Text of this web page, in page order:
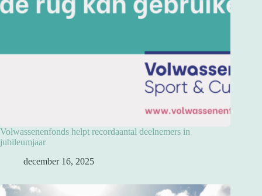
Volwassenenfonds helpt recordaantal deelnemers in
jubileumjaar
december 16, 2025